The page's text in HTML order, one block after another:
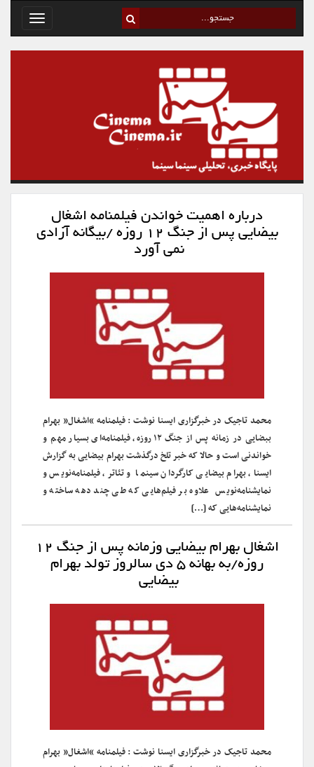
Toggle
درباره اهمیت خواندن فیلمنامه اشغال
بیضایی پس از جنگ ۱۲ روزه /بیگانه آزادی
نمی آورد
محمد تاجیک در خبرگزاری ایسنا نوشت : فیلمنامه “اشغال” بهرام
ببضایی در زمانه پس از جنگ ۱۲ روزه، فیلمنامه‌ای بسیار مهم و
خواندنی است و حالا که خبر تلخ درگذشت بهرام بیضایی به گزارش
ایسنا، بهرام بیضایی کارگردان سینما و تئاتر، فیلمنامه‌نویس و
نمایشنامه‌نویس علاوه بر فیلم‌هایی که طی چند دهه ساخته و
نمایشنامه‌هایی که […]
اشغال بهرام بیضایی وزمانه پس از جنگ ۱۲
روزه/به بهانه ۵ دی سالروز تولد بهرام
بیضایی
محمد تاجیک در خبرگزاری ایسنا نوشت : فیلمنامه “اشغال” بهرام